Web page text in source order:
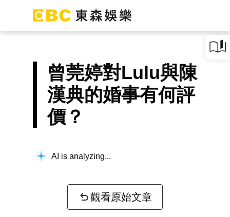
曾莞婷對Lulu與陳
漢典的婚事有何評
價？
AI is analyzing...
觀看原始文章